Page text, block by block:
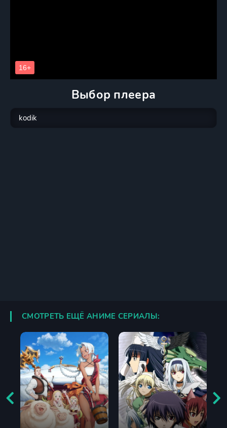
Выбор плеера
СМОТРЕТЬ ЕЩЁ АНИМЕ СЕРИАЛЫ: